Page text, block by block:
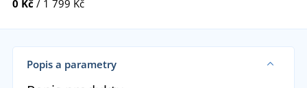
0 Kč / 1 799 Kč
Popis a parametry